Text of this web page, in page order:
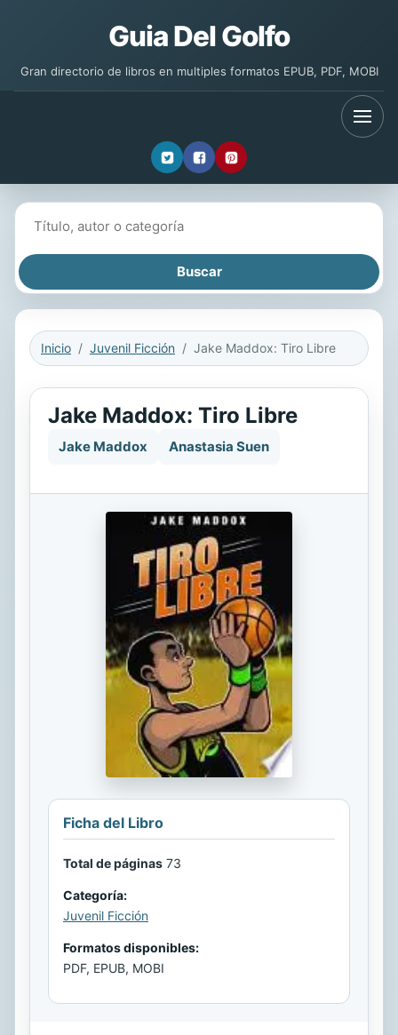
Guia Del Golfo
Gran directorio de libros en multiples formatos EPUB, PDF, MOBI
Inicio Juvenil Ficción Jake Maddox: Tiro Libre
Jake Maddox: Tiro Libre
Jake Maddox Anastasia Suen
Ficha del Libro
Total de páginas 73
Categoría:
Juvenil Ficción
Formatos disponibles:
PDF, EPUB, MOBI